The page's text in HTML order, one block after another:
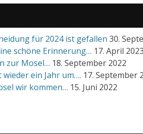
für 2024 ist gefallen 30.
schöne Erinnerung… 17. April 2023
zur Mosel… 18. September 2022
wieder ein Jahr um…. 17. September
wir kommen… 15. Juni 2022